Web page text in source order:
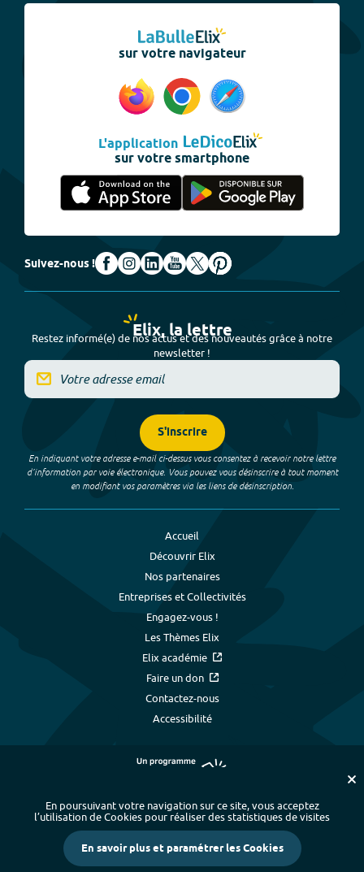
sur votre navigateur
L'application
sur votre smartphone
Suivez-nous !
Elix, la lettre
Restez informé(e) de nos actus et des nouveautés grâce à notre
newsletter !
S'inscrire
En indiquant votre adresse e-mail ci-dessus vous consentez à recevoir notre lettre
d’information par voie électronique. Vous pouvez vous désinscrire à tout moment
en modifiant vos paramètres via les liens de désinscription.
Accueil
Découvrir Elix
Nos partenaires
Entreprises et Collectivités
Engagez-vous !
Les Thèmes Elix
Elix académie
Faire un don
Contactez-nous
Accessibilité
Plan du site - Index alphabétique
-
Mentions légales et données personnelles
- Paramétrer les cookies
Crédits
En poursuivant votre navigation sur ce site, vous acceptez
l’utilisation de Cookies pour réaliser des statistiques de visites
En savoir plus et paramétrer les Cookies